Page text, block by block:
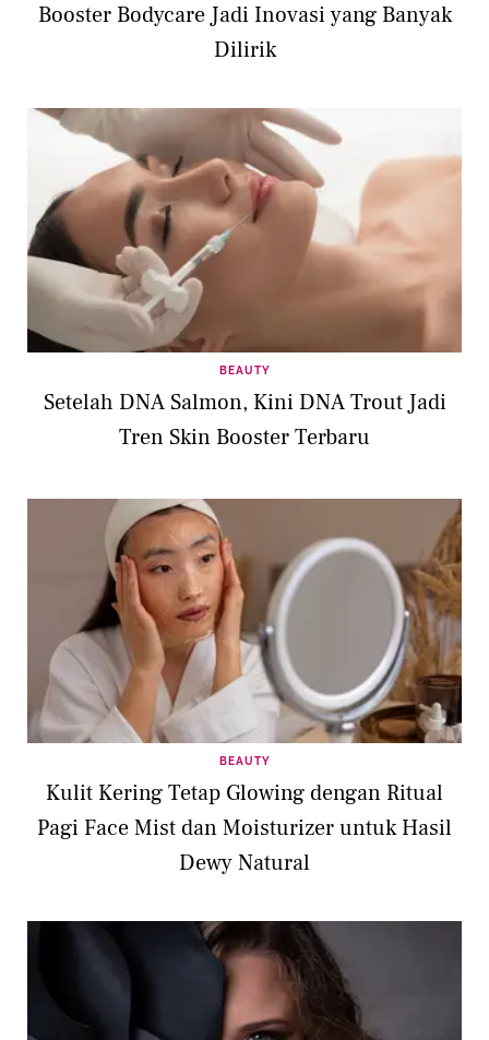
Booster Bodycare Jadi Inovasi yang Banyak
Dilirik
BEAUTY
Setelah DNA Salmon, Kini DNA Trout Jadi
Tren Skin Booster Terbaru
BEAUTY
Kulit Kering Tetap Glowing dengan Ritual
Pagi Face Mist dan Moisturizer untuk Hasil
Dewy Natural